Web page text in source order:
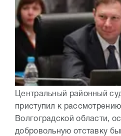
Центральный районный
приступил к
Волгоградской области,
добровольную отставку